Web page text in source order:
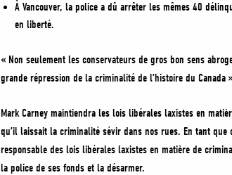
À Vancouver, la police a dû arrêter les mêmes 40
en liberté.
« Non seulement les conservateurs de gros bon sens
grande répression de la criminalité de l’histoire du Canada
Mark Carney maintiendra les lois libérales laxistes en
qu’il laissait la criminalité sévir dans nos rues. En tant
responsable des lois libérales laxistes en matière de
la police de ses fonds et la désarmer.